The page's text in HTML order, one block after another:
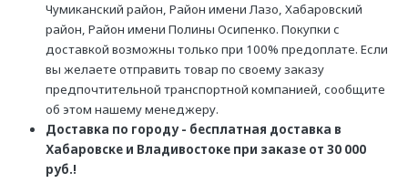
Чумиканский район, Район имени Лазо, Хабаровский
район, Район имени Полины Осипенко. Покупки с
доставкой возможны только при 100% предоплате. Если
вы желаете отправить товар по своему заказу
предпочтительной транспортной компанией, сообщите
об этом нашему менеджеру.
Доставка по городу - бесплатная доставка в
Хабаровске и Владивостоке при заказе от 30 000
руб.!